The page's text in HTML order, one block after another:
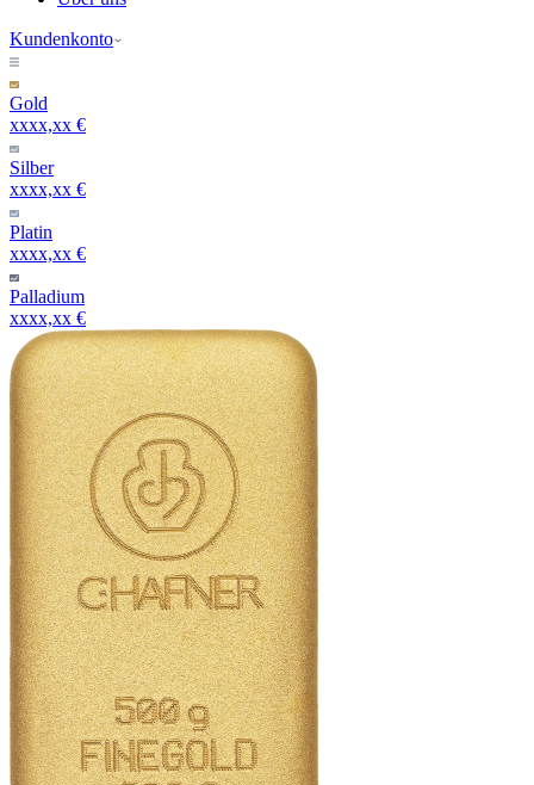
Kundenkonto
Gold
xxxx,xx €
Silber
xxxx,xx €
Platin
xxxx,xx €
Palladium
xxxx,xx €